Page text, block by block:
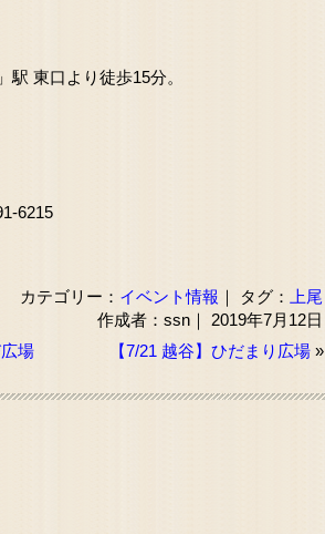
東口より徒歩15分。
6215
カテゴリー： イベント情報 ｜ タグ：上尾
作成者：ssn｜ 2019年7月12日
場 【7/21 越谷】ひだまり広場»